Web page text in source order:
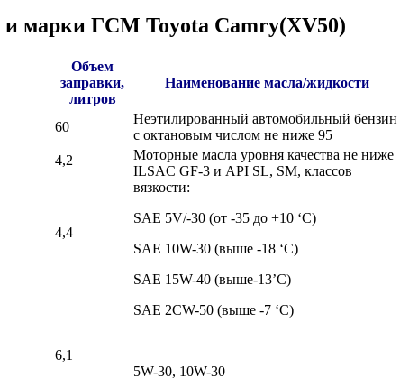
и марки ГСМ Toyota Camry(XV50)
Объем
заправки,
литров
Наименование масла/жидкости
60
Неэтилированный автомобильный бензин
с октановым числом не ниже 95
4,2
Моторные масла уровня качества не ниже
ILSAC GF-3 и API SL, SM, классов
вязкости:
SAE 5V/-30 (от -35 до +10 ‘С)
SAE 10W-30 (выше -18 ‘С)
SAE 15W-40 (выше-13’С)
SAE 2CW-50 (выше -7 ‘С)
5W-30, 10W-30
4,4
6,1